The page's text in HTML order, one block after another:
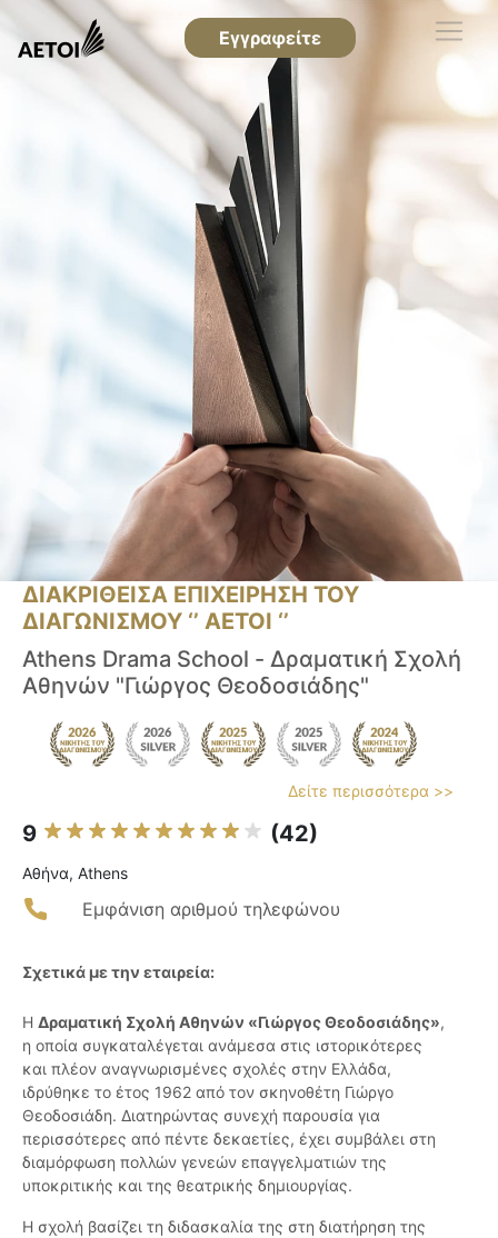
Εγγραφείτε
ΔΙΑΚΡΙΘΕΙΣΑ ΕΠΙΧΕΙΡΗΣΗ ΤΟΥ
ΔΙΑΓΩΝΙΣΜΟΥ ‘’ ΑΕΤΟΙ ‘’
Athens Drama School - Δραματική Σχολή
Αθηνών "Γιώργος Θεοδοσιάδης"
Δείτε περισσότερα >>
9 (42)
Αθήνα, Athens
Εμφάνιση αριθμού τηλεφώνου
Σχετικά με την εταιρεία:
Η Δραματική Σχολή Αθηνών «Γιώργος Θεοδοσιάδης»,
η οποία συγκαταλέγεται ανάμεσα στις ιστορικότερες
και πλέον αναγνωρισμένες σχολές στην Ελλάδα,
ιδρύθηκε το έτος 1962 από τον σκηνοθέτη Γιώργο
Θεοδοσιάδη. Διατηρώντας συνεχή παρουσία για
περισσότερες από πέντε δεκαετίες, έχει συμβάλει στη
διαμόρφωση πολλών γενεών επαγγελματιών της
υποκριτικής και της θεατρικής δημιουργίας.
Η σχολή βασίζει τη διδασκαλία της στη διατήρηση της